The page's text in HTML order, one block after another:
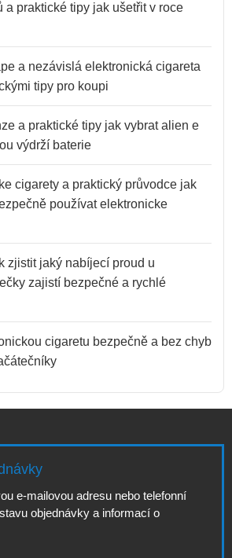
a praktické tipy jak ušetřit v roce
a nezávislá elektronická cigareta
tipy pro koupi
a praktické tipy jak vybrat alien e
výdrží baterie
cigarety a praktický průvodce jak
používat elektronicke
zjistit jaký nabíjecí proud u
zajistí bezpečné a rychlé
cigaretu bezpečně a bez chyb
e-mailovou adresu nebo telefonní
objednávky a informací o